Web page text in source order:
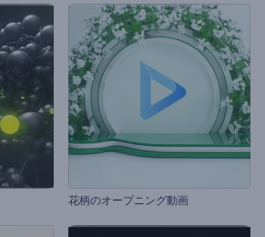
花柄のオープニング動画